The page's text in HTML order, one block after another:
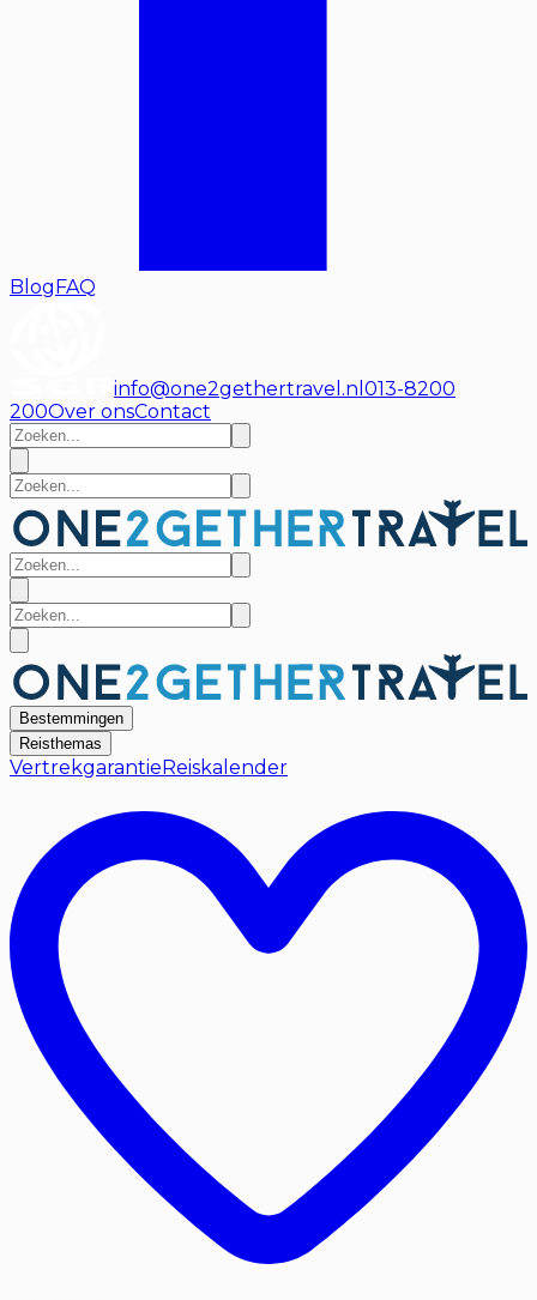
BlogFAQ
info@one2gethertravel.nl 013-8200
200Over onsContact
Bestemmingen
Reisthemas
Vertrekgarantie Reiskalender